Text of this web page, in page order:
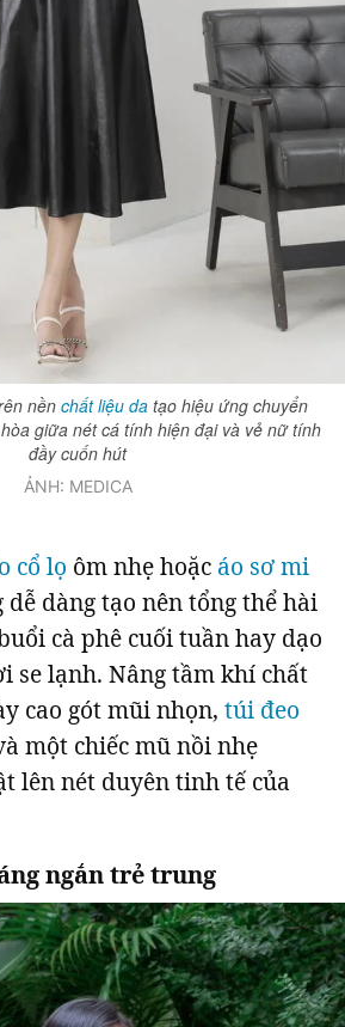
nền chất liệu da tạo hiệu ứng chuyển
giữa nét cá tính hiện đại và vẻ nữ tính
đầy cuốn hút
ẢNH: MEDICA
cổ lọ ôm nhẹ hoặc áo sơ mi
dễ dàng tạo nên tổng thể hài
cà phê cuối tuần hay dạo
se lạnh. Nâng tầm khí chất
cao gót mũi nhọn, túi đeo
một chiếc mũ nồi nhẹ
lên nét duyên tinh tế của
ngắn trẻ trung